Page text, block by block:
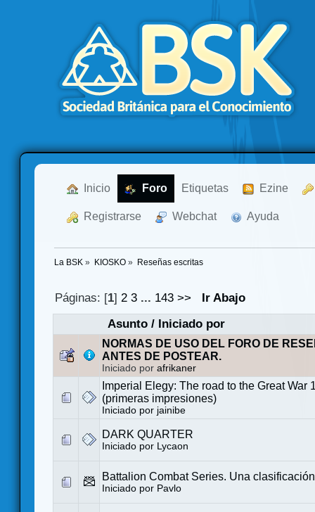
Inicio Foro Etiquetas Ezine
Registrarse Webchat Ayuda
La BSK » KIOSKO» Reseñas escritas
Páginas: [1]2 3 ... 143 >>
Ir Abajo
Asunto/ Iniciado por
NORMAS DE USO DEL FORO DE
ANTES DE POSTEAR.
Iniciado por afrikaner
Imperial Elegy: The road to the Great War
(primeras impresiones)
Iniciado por jainibe
DARK QUARTER
Iniciado por Lycaon
Battalion Combat Series. Una
Iniciado por Pavlo